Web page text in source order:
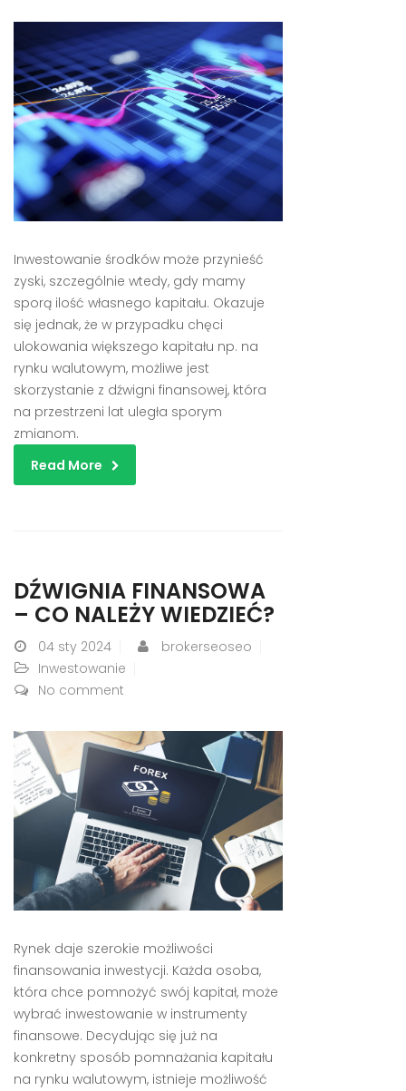
Inwestowanie środków może przynieść
zyski, szczególnie wtedy, gdy mamy
sporą ilość własnego kapitału. Okazuje
się jednak, że w przypadku chęci
ulokowania większego kapitału np. na
rynku walutowym, możliwe jest
skorzystanie z dźwigni finansowej, która
na przestrzeni lat uległa sporym
zmianom.
Read More
DŹWIGNIA FINANSOWA
– CO NALEŻY WIEDZIEĆ?
04 sty 2024
brokerseoseo
Inwestowanie
No comment
Rynek daje szerokie możliwości
finansowania inwestycji. Każda osoba,
która chce pomnożyć swój kapitał, może
wybrać inwestowanie w instrumenty
finansowe. Decydując się już na
konkretny sposób pomnażania kapitału
na rynku walutowym, istnieje możliwość